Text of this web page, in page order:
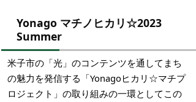
Yonago マチノヒカリ☆2023
Summer
米子市の「光」のコンテンツを通してまち
の魅力を発信する「Yonagoヒカリ☆マチプ
ロジェクト」の取り組みの一環としてこの